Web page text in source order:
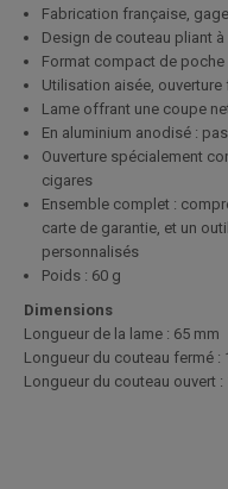
Fabrication française,
Design de couteau pliant
Format compact de poche
Utilisation aisée,
Lame offrant une coupe
En aluminium anodisé :
Ouverture spécialement
cigares
Ensemble complet :
carte de garantie, et un
personnalisés
Poids : 60 g
Dimensions
Longueur de la lame : 65 mm
Longueur du couteau fermé :
Longueur du couteau ouvert :